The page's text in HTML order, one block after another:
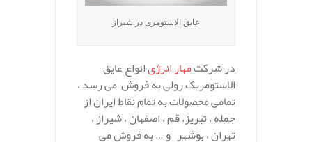
عایق الاستومری در شیراز
در شرکتمهار انرژیانواع عایق
الاستومریک رولی به فروش می رسد ،
تمامی محصولات به تمام نقاط ایران از
جمله ، تبریز، قم ، اصفهان ، شیراز ،
تهران ، بوشهر و … به فروش می